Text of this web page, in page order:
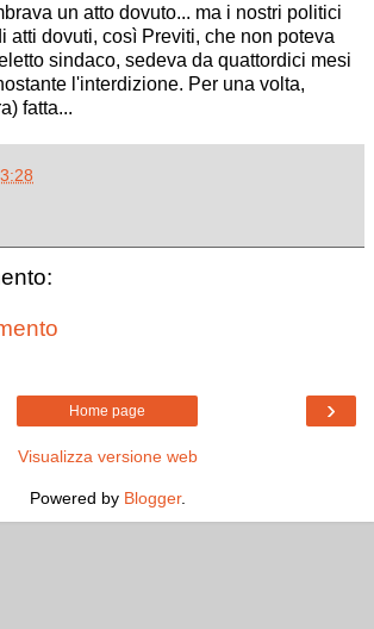
un atto dovuto... ma i nostri politici
atti dovuti, così Previti, che non poteva
sindaco, sedeva da quattordici mesi
l'interdizione. Per una volta,
fatta...
›
Home page
Visualizza versione web
Powered by Blogger.